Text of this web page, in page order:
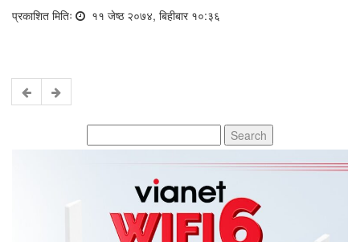
प्रकाशित मितिः ११ जेष्ठ २०७४, बिहीबार १०:३६
for: